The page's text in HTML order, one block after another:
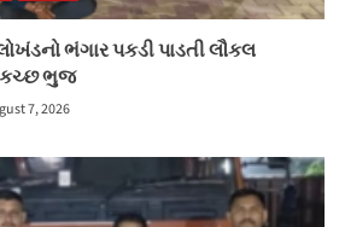
ભંગાર પકડી પાડતી લૌકલ
કચ્છ ભુજ
7, 2026